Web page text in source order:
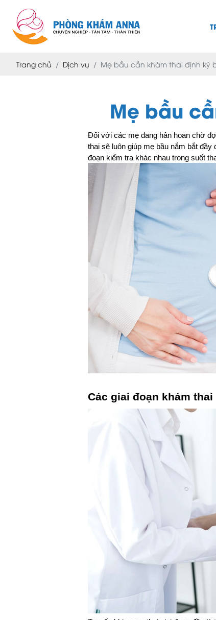
Trang chủ Dịch vụ Mẹ bầu cần khám thai định kỳ
Mẹ bầu
Đối với các mẹ đang hân hoan chờ
thai sẽ luôn giúp mẹ bầu nắm bắt
đoạn kiểm tra khác nhau trong suốt
Các giai đoạn khám thai